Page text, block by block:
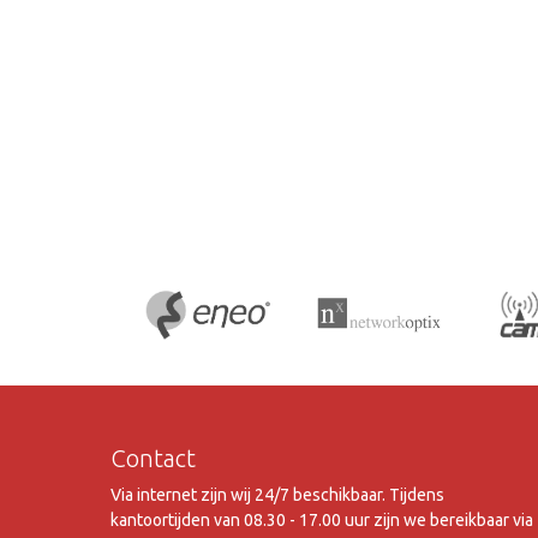
Contact
Via internet zijn wij 24/7 beschikbaar. Tijdens
kantoortijden van 08.30 - 17.00 uur zijn we bereikbaar via